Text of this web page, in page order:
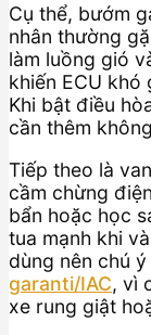
Cụ thể, bướm
nhân thường
làm luồng gió
khiến ECU
Khi bật điều
cần thêm
Tiếp theo là
cầm chừng
bẩn hoặc học
tua mạnh khi
dùng nên chú
garanti/IAC, vì
xe rung giật